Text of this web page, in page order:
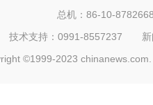
总机：86-10-
技术支持：0991-8557237
©1999-2023